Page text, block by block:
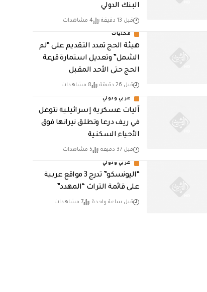
البنك الدولي
قبل 13 دقيقة 4 مشاهدات
محليات
هيئة الحج تمدد التقديم على “لم
الشمل” وتعديل استمارة قرعة
الحج حتى الأحد المقبل
قبل 26 دقيقة 8 مشاهدات
عربي ودولي
آليات عسكرية إسرائيلية تتوغل
في ريف درعا وتطلق نيرانها فوق
الأحياء السكنية
قبل 37 دقيقة 5 مشاهدات
عربي ودولي
“اليونسكو” تدرج 3 مواقع عربية
على قائمة التراث “المهدد”
قبل ساعة واحدة 7 مشاهدات